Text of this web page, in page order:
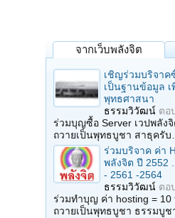
จากเว็บพลังจิต
เชิญร่วมบริจาค
เป็นฐานข้อมูล เ
พุทธศาสนา
ธรรมวิวัฒน์ ตอ
ร่วมบุญซื้อ Server เวปพลัง
ถวายเป็นพุทธบูชา สาธุครั
ร่วมบริจาค ค่า
พลังจิต ปี 2552
- 2561 -2564
ธรรมวิวัฒน์ ตอ
ร่วมทำบุญ ค่า hosting = 10
ถวายเป็นพุทธบูชา ธรรมบู